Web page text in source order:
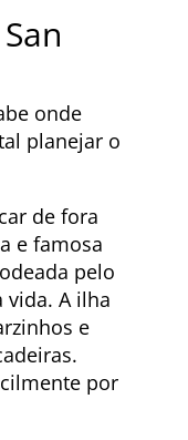
onde
planejar o
de fora
e famosa
pelo
vida. A ilha
e
por